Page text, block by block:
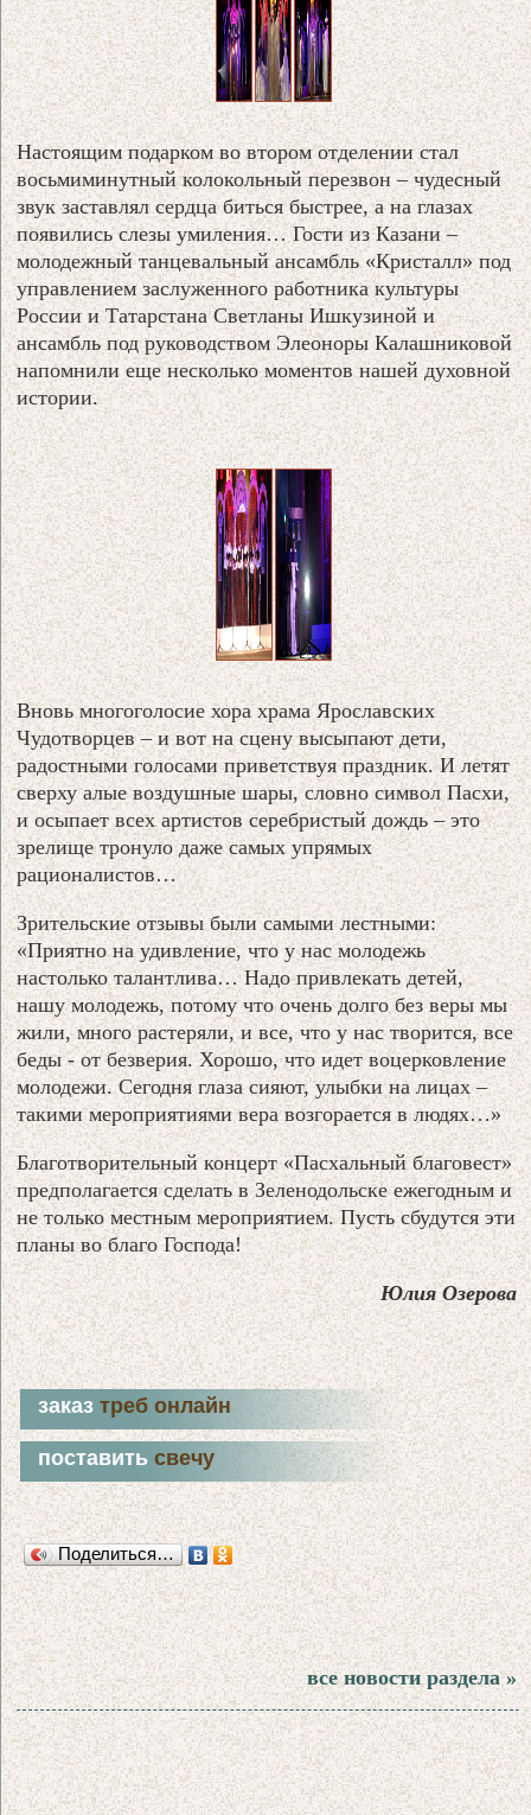
Настоящим подарком во втором отделении стал
восьмиминутный колокольный перезвон – чудесный
звук заставлял сердца биться быстрее, а на глазах
появились слезы умиления… Гости из Казани –
молодежный танцевальный ансамбль «Кристалл» под
управлением заслуженного работника культуры
России и Татарстана Светланы Ишкузиной и
ансамбль под руководством Элеоноры Калашниковой
напомнили еще несколько моментов нашей духовной
истории.
Вновь многоголосие хора храма Ярославских
Чудотворцев – и вот на сцену высыпают дети,
радостными голосами приветствуя праздник. И летят
сверху алые воздушные шары, словно символ Пасхи,
и осыпает всех артистов серебристый дождь – это
зрелище тронуло даже самых упрямых
рационалистов…
Зрительские отзывы были самыми лестными:
«Приятно на удивление, что у нас молодежь
настолько талантлива… Надо привлекать детей,
нашу молодежь, потому что очень долго без веры мы
жили, много растеряли, и все, что у нас творится, все
беды - от безверия. Хорошо, что идет воцерковление
молодежи. Сегодня глаза сияют, улыбки на лицах –
такими мероприятиями вера возгорается в людях…»
Благотворительный концерт «Пасхальный благовест»
предполагается сделать в Зеленодольске ежегодным и
не только местным мероприятием. Пусть сбудутся эти
планы во благо Господа!
Юлия Озерова
заказтреб онлайн
поставитьсвечу
Поделиться…
все новости раздела »